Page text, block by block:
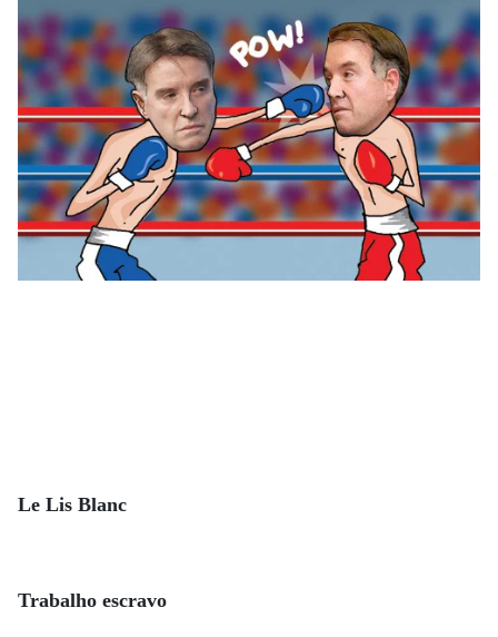
Le Lis Blanc
Trabalho escravo